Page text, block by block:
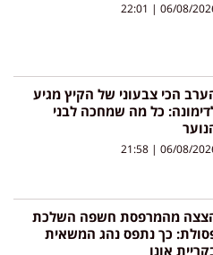
06/08/
הכי צבעוני של הקיץ מגיע
כל מה שמחכה לבני
06/08/
מהמרפסת חשפה השלכת
כך נתפס נהג המשאית
אונו